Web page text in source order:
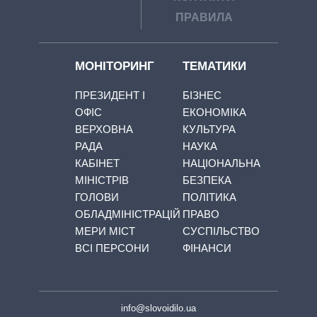
ПРАВИЛА
МОНІТОРИНГ
ПРЕЗИДЕНТ І
ОФІС
ВЕРХОВНА
РАДА
КАБІНЕТ
МІНІСТРІВ
ГОЛОВИ
ОБЛАДМІНІСТРАЦІЙ
МЕРИ МІСТ
ВСІ ПЕРСОНИ
ТЕМАТИКИ
БІЗНЕС
ЕКОНОМІКА
КУЛЬТУРА
НАУКА
НАЦІОНАЛЬНА
БЕЗПЕКА
ПОЛІТИКА
ПРАВО
СУСПІЛЬСТВО
ФІНАНСИ
info@slovoidilo.ua